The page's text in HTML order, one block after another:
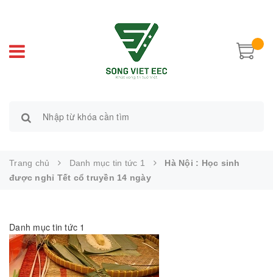
Trang chủ Danh mục tin tức 1
Hà Nội : Học sinh
được nghỉ Tết cổ truyền 14 ngày
Danh mục tin tức 1